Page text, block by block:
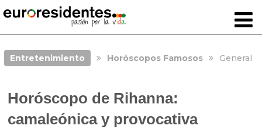
Entretenimiento Horóscopos Famosos General
Horóscopo de Rihanna:
camaleónica y provocativa